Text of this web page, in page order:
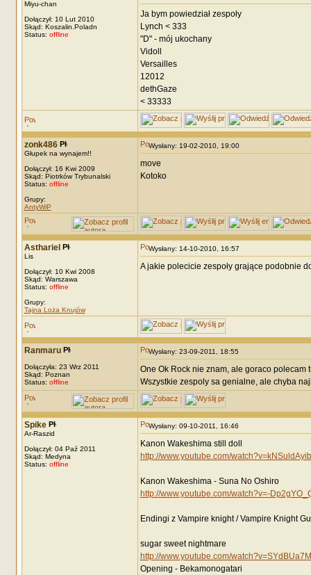
Miyu-chan
Dołączył: 10 Lut 2010
Skąd: Koszalin.Poladn
Status: offline
Ja bym powiedział zespoły
Lynch < 333
"D" - mój ukochany
Vidoll
Versailles
12012
dethGaze
< 33333
zonk486
Głupek na wynajem!!
Dołączył: 16 Kwi 2009
Skąd: Piotrków Trybunalski
Status: offline
Grupy:
AntyWiP
Wysłany: 19-02-2010, 19:00
move
Kotoko
Asthariel
Lis
Dołączył: 10 Kwi 2008
Skąd: Warszawa
Status: offline
Grupy:
Tajna Loża Knujów
Wysłany: 14-10-2010, 16:57
A jakie polecicie zespoły grające podobnie
Ranmaru
Dołączyła: 23 Wrz 2011
Skąd: Poznan
Status: offline
Wysłany: 23-09-2011, 18:55
One Ok Rock nie znam, ale goraco polecam
Wszystkie zespoly sa genialne, ale chyba
Spike
Ar-Raszid
Dołączył: 04 Paź 2011
Skąd: Medyna
Status: offline
Wysłany: 09-10-2011, 16:46
Kanon Wakeshima still doll
http://www.youtube.com/
Kanon Wakeshima - Suna No Oshiro
http://www.youtube.com/watch?v=-
Endingi z Vampire knight / Vampire Knight
sugar sweet nightmare
http://www.youtube.com/
Opening - Bekamonogatari